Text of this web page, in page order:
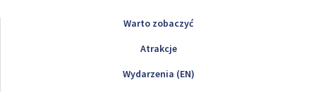
Warto zobaczyć
Atrakcje
Wydarzenia (EN)